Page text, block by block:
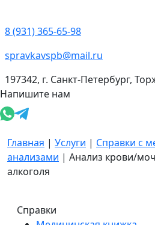
8 (931) 365-65-98
spravkavspb@mail.ru
197342, г. Санкт-Петербург,
Напишите нам
Главная | Услуги | Справки с
анализами | Анализ крови/
алкоголя
Справки